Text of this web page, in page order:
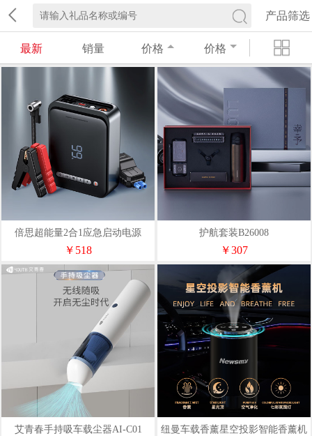
产品筛选
最新 销量 价格 价格
倍思超能量2合1应急启动电源
（1000A）黑色
￥518
护航套装B26008
￥307
艾青春手持吸车载尘器AI-C01
纽曼车载香薰星空投影智能香薰机